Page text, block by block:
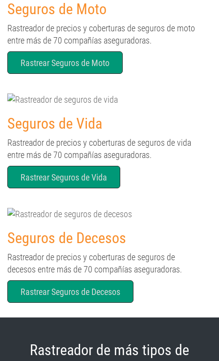
Seguros de Moto
Rastreador de precios y coberturas de seguros de moto
entre más de 70 compañías aseguradoras.
Rastrear Seguros de Moto
Seguros de Vida
Rastreador de precios y coberturas de seguros de vida
entre más de 70 compañías aseguradoras.
Rastrear Seguros de Vida
Seguros de Decesos
Rastreador de precios y coberturas de seguros de
decesos entre más de 70 compañías aseguradoras.
Rastrear Seguros de Decesos
Rastreador de más tipos de